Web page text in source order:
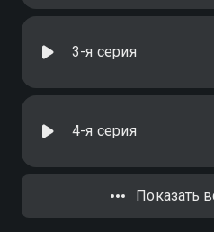
3-я серия
4-я серия
Показать